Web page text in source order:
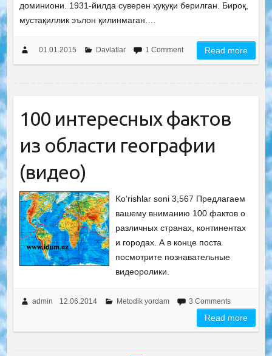
доминиони. 1931-йилда суверен ҳуқуқи берилган. Бироқ,
мустақиллик эълон қилинмаган.…
01.01.2015 Davlatlar 1 Comment Read more
100 интересных фактов
из области географии
(видео)
Ko‘rishlar soni 3,567 Предлагаем
вашему вниманию 100 фактов о
различных странах, континентах
и городах. А в конце поста
посмотрите познавательные
видеоролики.
admin 12.06.2014 Metodik yordam 3 Comments
Read more